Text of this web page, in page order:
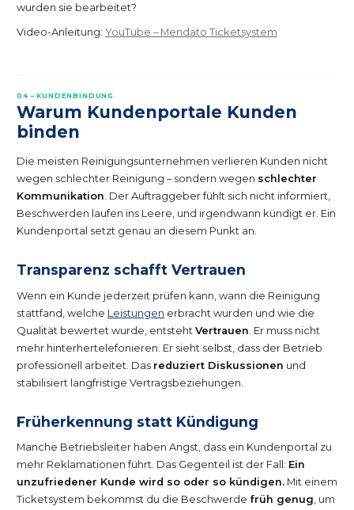
wurden sie bearbeitet?
Video-Anleitung: YouTube – Mendato Ticketsystem
04 – KUNDENBINDUNG
Warum Kundenportale Kunden
binden
Die meisten Reinigungsunternehmen verlieren Kunden nicht
wegen schlechter Reinigung – sondern wegen schlechter
Kommunikation. Der Auftraggeber fühlt sich nicht informiert,
Beschwerden laufen ins Leere, und irgendwann kündigt er. Ein
Kundenportal setzt genau an diesem Punkt an.
Transparenz schafft Vertrauen
Wenn ein Kunde jederzeit prüfen kann, wann die Reinigung
stattfand, welche Leistungen erbracht wurden und wie die
Qualität bewertet wurde, entsteht Vertrauen . Er muss nicht
mehr hinterhertelefonieren. Er sieht selbst, dass der Betrieb
professionell arbeitet. Das reduziert Diskussionen und
stabilisiert langfristige Vertragsbeziehungen.
Früherkennung statt Kündigung
Manche Betriebsleiter haben Angst, dass ein Kundenportal zu
mehr Reklamationen führt. Das Gegenteil ist der Fall: Ein
unzufriedener Kunde wird so oder so kündigen. Mit einem
Ticketsystem bekommst du die Beschwerde früh genug, um